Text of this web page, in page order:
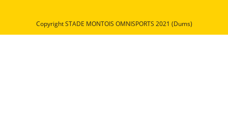
Copyright STADE MONTOIS OMNISPORTS 2021 (Dums)